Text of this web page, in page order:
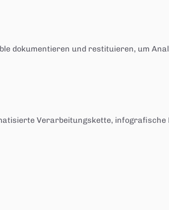
dokumentieren und restituieren, um
Verarbeitungskette, infografische